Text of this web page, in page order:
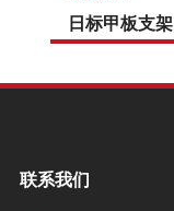
日标甲板支架
联系我们